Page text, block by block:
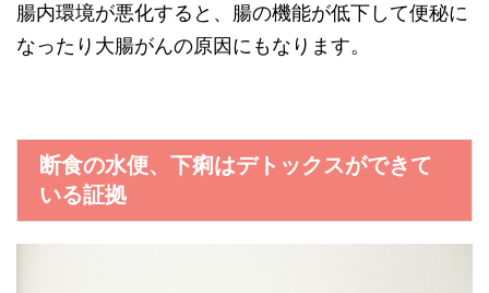
腸内環境が悪化すると、腸の機能が低下して便秘に
なったり大腸がんの原因にもなります。
断食の水便、下痢はデトックスができて
いる証拠